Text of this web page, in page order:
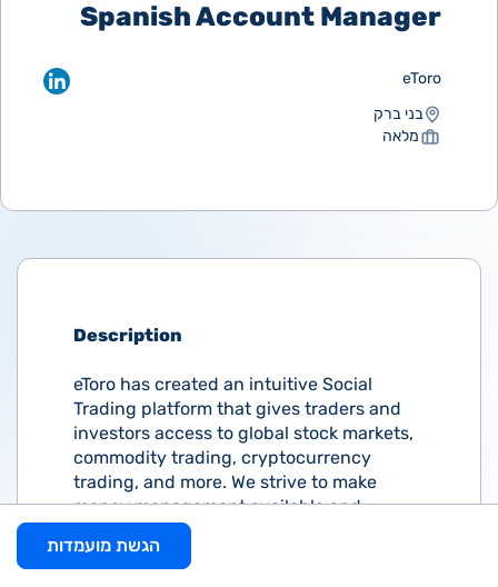
Spanish Account Manager
eToro
בני ברק
מלאה
Description
eToro has created an intuitive Social
Trading platform that gives traders and
investors access to global stock markets,
commodity trading, cryptocurrency
trading, and more. We strive to make
money management available and
accessible to everyone (even to users
with no prior experience or knowledge).
הגשת מועמדות